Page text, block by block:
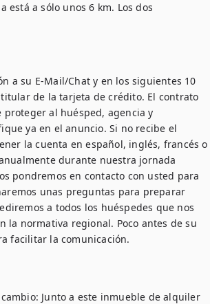
está a sólo unos 6 km. Los dos
a su E-Mail/Chat y en los siguientes 10
de la tarjeta de crédito. El contrato
al huésped, agencia y
ya en el anuncio. Si no recibe el
la cuenta en español, inglés, francés o
durante nuestra jornada
pondremos en contacto con usted para
unas preguntas para preparar
a todos los huéspedes que nos
la normativa regional. Poco antes de su
Junto a este inmueble de alquiler